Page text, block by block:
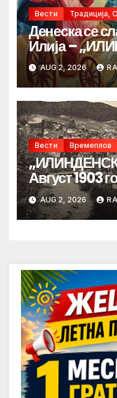
Вести Традиција,
Денеска се
Илија –
AUG 2, 2026
Вести Времеплов
Август 1903
AUG 2, 2026